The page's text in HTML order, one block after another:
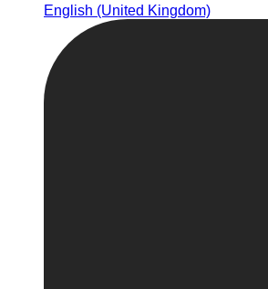
English (United Kingdom)